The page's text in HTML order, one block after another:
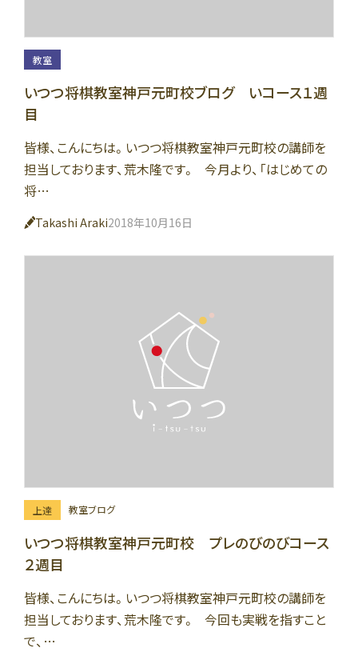
教室
いつつ将棋教室神戸元町校ブログ いコース１週
目
皆様、こんにちは。いつつ将棋教室神戸元町校の講師を
担当しております、荒木隆です。 今月より、「はじめての
将…
Takashi Araki2018年10月16日
上達 教室ブログ
いつつ将棋教室神戸元町校 プレのびのびコース
２週目
皆様、こんにちは。いつつ将棋教室神戸元町校の講師を
担当しております、荒木隆です。 今回も実戦を指すこと
で、…